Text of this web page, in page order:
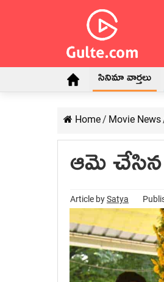
సినిమా వార్తలు
Home/ Movie News
ఆమె చేసిన
Article bySatya